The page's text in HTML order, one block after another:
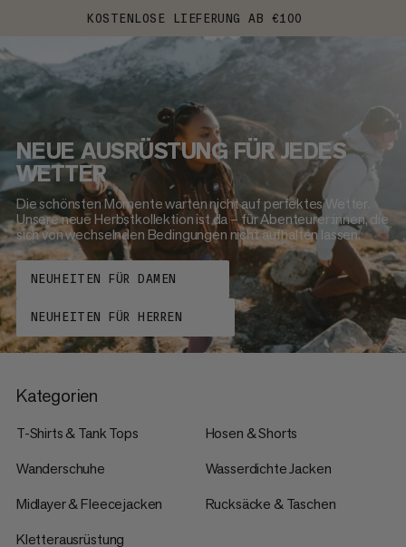
KOSTENLOSE LIEFERUNG AB €100
NEUE AUSRÜSTUNG FÜR JEDES
WETTER
Die schönsten Momente warten nicht auf perfektes Wetter.
Unsere neue Herbstkollektion ist da – für Abenteurer:innen, die
sich von wechselnden Bedingungen nicht aufhalten lassen.
NEUHEITEN FÜR DAMEN
NEUHEITEN FÜR HERREN
Kategorien
T-Shirts & Tank Tops
Hosen & Shorts
Wanderschuhe
Wasserdichte Jacken
Midlayer & Fleecejacken
Rucksäcke & Taschen
Kletterausrüstung